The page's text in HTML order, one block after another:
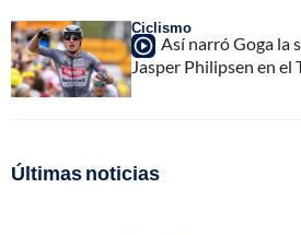
Ciclismo
Así narró Goga la
Jasper Philipsen en el
Últimas noticias